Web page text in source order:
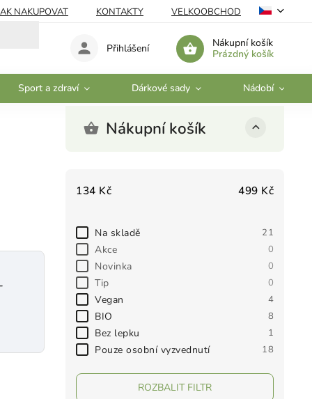
NAKUPOVAT KONTAKTY VELKOOBCHOD
Nákupní košík
Prázdný košík
Přihlášení
Sport a zdraví Dárkové sady Nádobí
Nákupní košík
134 Kč 499 Kč
Na skladě 21
Akce 0
Novinka 0
Tip 0
Vegan 4
BIO 8
Bez lepku 1
Pouze osobní vyzvednutí 18
ROZBALIT FILTR